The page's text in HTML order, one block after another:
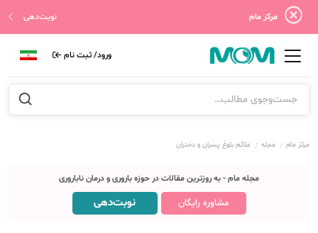
مرکز مام نوبت‌دهی
ورود/ ثبت نام
مرکز مام مجله علائم بلوغ پسران و دختران
مجله مام - به روزترین مقالات در حوزه باروری و درمان ناباروری
مشاوره رایگان نوبت‌دهی